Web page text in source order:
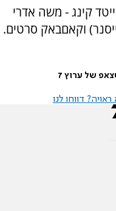
קינג - משה אדרי
וקאםבאק סרטים.
של ערוץ 7
דווחו לנו